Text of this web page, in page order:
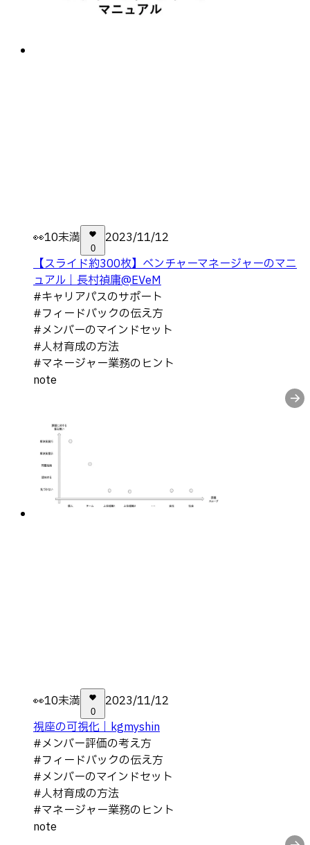
👀10未満
0
2023/11/12
【スライド約300枚】ベンチャーマネージャーのマニ
ュアル｜長村禎庸@EVeM
#キャリアパスのサポート
#フィードバックの伝え方
#メンバーのマインドセット
#人材育成の方法
#マネージャー業務のヒント
note
👀10未満
0
2023/11/12
視座の可視化｜kgmyshin
#メンバー評価の考え方
#フィードバックの伝え方
#メンバーのマインドセット
#人材育成の方法
#マネージャー業務のヒント
note